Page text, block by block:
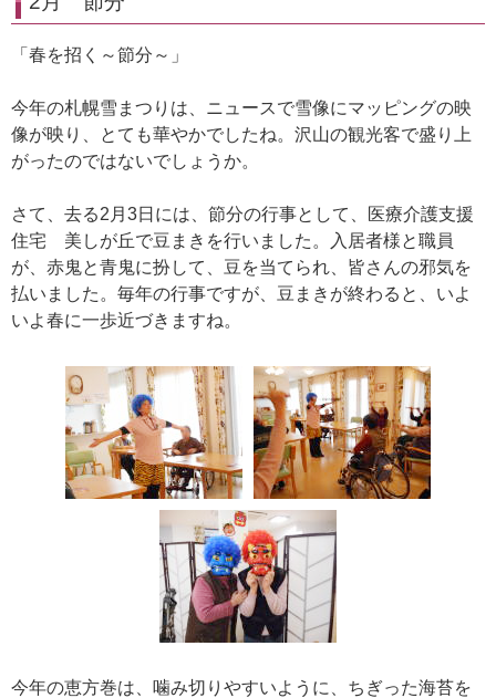
「春を招く～節分～」
今年の札幌雪まつりは、ニュースで雪像にマッピングの映
像が映り、とても華やかでしたね。沢山の観光客で盛り上
がったのではないでしょうか。
さて、去る2月3日には、節分の行事として、医療介護支援
住宅 美しが丘で豆まきを行いました。入居者様と職員
が、赤鬼と青鬼に扮して、豆を当てられ、皆さんの邪気を
払いました。毎年の行事ですが、豆まきが終わると、いよ
いよ春に一歩近づきますね。
今年の恵方巻は、噛み切りやすいように、ちぎった海苔を